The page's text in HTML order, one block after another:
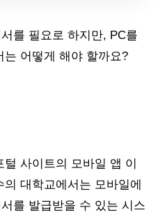
를 필요로 하지만, PC를
어떻게 해야 할까요?
사이트의 모바일 앱 이
대학교에서는 모바일에
를 발급받을 수 있는 시스